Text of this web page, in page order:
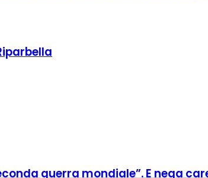
guerra mondiale”. E nega